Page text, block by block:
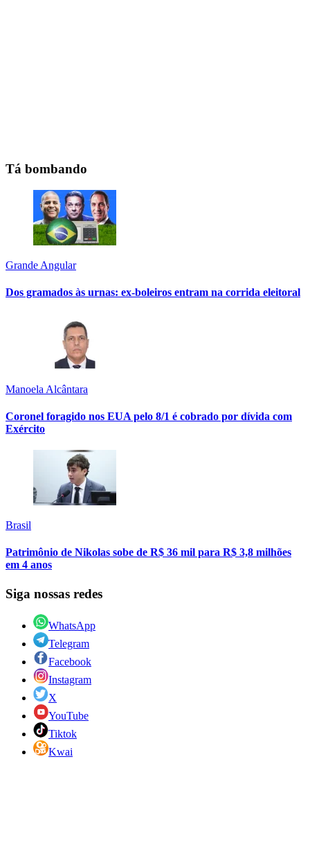
Tá bombando
Grande Angular
Dos gramados às urnas: ex-boleiros entram na corrida eleitoral
Manoela Alcântara
Coronel foragido nos EUA pelo 8/1 é cobrado por dívida com
Exército
Brasil
Patrimônio de Nikolas sobe de R$ 36 mil para R$ 3,8 milhões
em 4 anos
Siga nossas redes
WhatsApp
Telegram
Facebook
Instagram
X
YouTube
Tiktok
Kwai